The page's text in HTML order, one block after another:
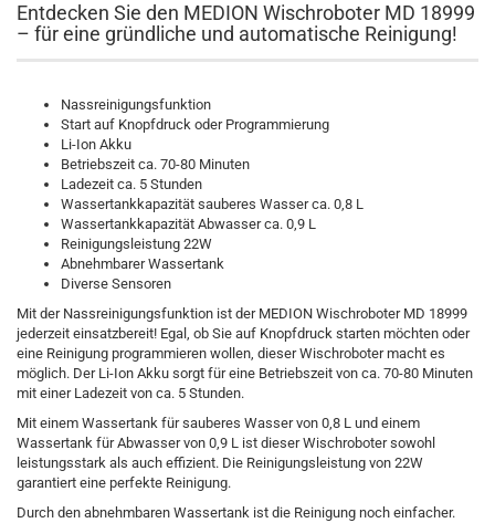
Entdecken Sie den MEDION Wischroboter MD 18999
– für eine gründliche und automatische Reinigung!
Nassreinigungsfunktion
Start auf Knopfdruck oder Programmierung
Li-Ion Akku
Betriebszeit ca. 70-80 Minuten
Ladezeit ca. 5 Stunden
Wassertankkapazität sauberes Wasser ca. 0,8 L
Wassertankkapazität Abwasser ca. 0,9 L
Reinigungsleistung 22W
Abnehmbarer Wassertank
Diverse Sensoren
Mit der Nassreinigungsfunktion ist der MEDION Wischroboter MD 18999
jederzeit einsatzbereit! Egal, ob Sie auf Knopfdruck starten möchten oder
eine Reinigung programmieren wollen, dieser Wischroboter macht es
möglich. Der Li-Ion Akku sorgt für eine Betriebszeit von ca. 70-80 Minuten
mit einer Ladezeit von ca. 5 Stunden.
Mit einem Wassertank für sauberes Wasser von 0,8 L und einem
Wassertank für Abwasser von 0,9 L ist dieser Wischroboter sowohl
leistungsstark als auch effizient. Die Reinigungsleistung von 22W
garantiert eine perfekte Reinigung.
Durch den abnehmbaren Wassertank ist die Reinigung noch einfacher.